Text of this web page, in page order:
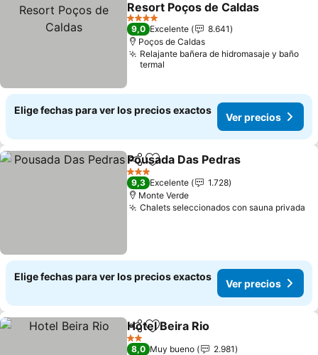
Resort Poços de Caldas
Ver precios
4 Estrellas
9,0 Excelente
8.641
Poços de Caldas
Relajante bañera de hidromasaje y baño
termal
Elige fechas para ver los precios exactos
Ver precios
CompartirAgregar a favoritos
Pousada Das Pedras
3 Estrellas
9,3 Excelente
1.728
Monte Verde
Chalets seleccionados con sauna privada
Elige fechas para ver los precios exactos
Ver precios
CompartirAgregar a favoritos
Hotel Beira Rio
2 Estrellas
8,0 Muy bueno
2.981